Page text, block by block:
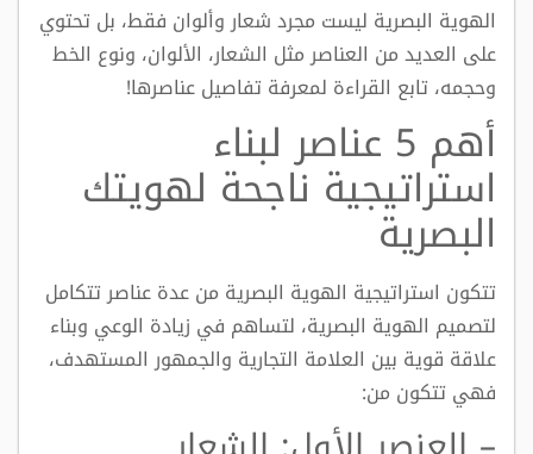
الهوية البصرية ليست مجرد شعار وألوان فقط، بل تحتوي
على العديد من العناصر مثل الشعار، الألوان، ونوع الخط
وحجمه، تابع القراءة لمعرفة تفاصيل عناصرها!
أهم 5 عناصر لبناء
استراتيجية ناجحة لهويتك
البصرية
تتكون استراتيجية الهوية البصرية من عدة عناصر تتكامل
لتصميم الهوية البصرية، لتساهم في زيادة الوعي وبناء
علاقة قوية بين العلامة التجارية والجمهور المستهدف،
فهي تتكون من: